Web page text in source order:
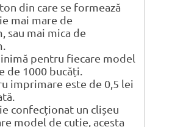
din care se formează
mai mare de
sau mai mica de
pentru fiecare model
de 1000 bucăți.
imprimare este de 0,5 lei
confecționat un clișeu
model de cutie, acesta